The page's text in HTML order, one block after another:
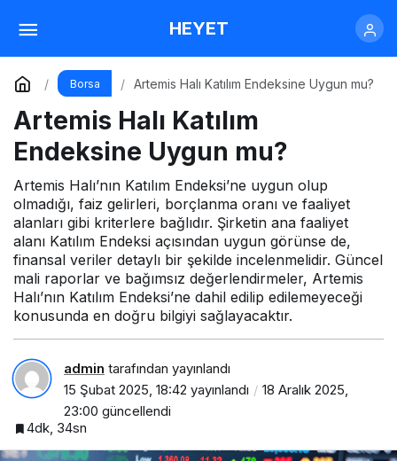
HEYET
Borsa Artemis Halı Katılım Endeksine Uygun mu?
Artemis Halı Katılım
Endeksine Uygun mu?
Artemis Halı’nın Katılım Endeksi’ne uygun olup
olmadığı, faiz gelirleri, borçlanma oranı ve faaliyet
alanları gibi kriterlere bağlıdır. Şirketin ana faaliyet
alanı Katılım Endeksi açısından uygun görünse de,
finansal veriler detaylı bir şekilde incelenmelidir. Güncel
mali raporlar ve bağımsız değerlendirmeler, Artemis
Halı’nın Katılım Endeksi’ne dahil edilip edilemeyeceği
konusunda en doğru bilgiyi sağlayacaktır.
admin tarafından yayınlandı
15 Şubat 2025, 18:42 yayınlandı
18 Aralık 2025,
23:00 güncellendi
4dk, 34sn
Artemis Halı Katılım Endeksine Uygun mu?
Yorum Yap